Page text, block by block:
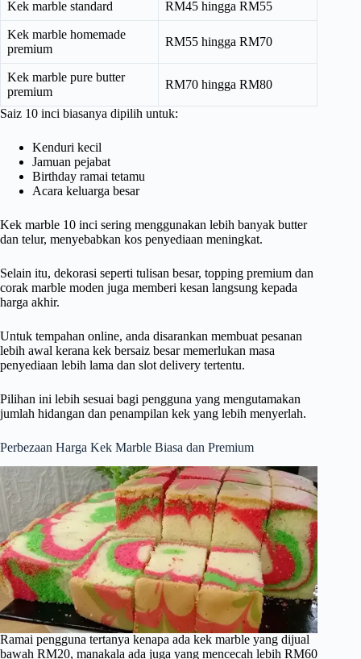
Kek marble standard RM45 hingga RM55
Kek marble homemade
premium
RM55 hingga RM70
Kek marble pure butter
premium
RM70 hingga RM80
Saiz 10 inci biasanya dipilih untuk:
Kenduri kecil
Jamuan pejabat
Birthday ramai tetamu
Acara keluarga besar
Kek marble 10 inci sering menggunakan lebih banyak butter
dan telur, menyebabkan kos penyediaan meningkat.
Selain itu, dekorasi seperti tulisan besar, topping premium dan
corak marble moden juga memberi kesan langsung kepada
harga akhir.
Untuk tempahan online, anda disarankan membuat pesanan
lebih awal kerana kek bersaiz besar memerlukan masa
penyediaan lebih lama dan slot delivery tertentu.
Pilihan ini lebih sesuai bagi pengguna yang mengutamakan
jumlah hidangan dan penampilan kek yang lebih menyerlah.
Perbezaan Harga Kek Marble Biasa dan Premium
Ramai pengguna tertanya kenapa ada kek marble yang dijual
bawah RM20, manakala ada juga yang mencecah lebih RM60